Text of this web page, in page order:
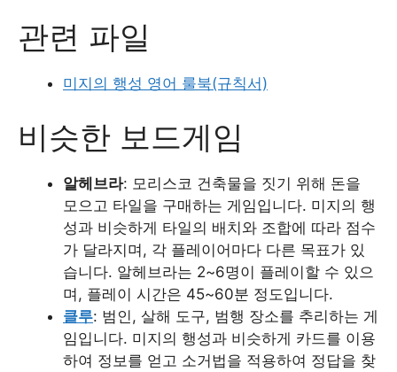
관련 파일
미지의 행성 영어 룰북(규칙서)
비슷한 보드게임
알헤브라: 모리스코 건축물을 짓기 위해 돈을
모으고 타일을 구매하는 게임입니다. 미지의 행
성과 비슷하게 타일의 배치와 조합에 따라 점수
가 달라지며, 각 플레이어마다 다른 목표가 있
습니다. 알헤브라는 2~6명이 플레이할 수 있으
며, 플레이 시간은 45~60분 정도입니다.
클루: 범인, 살해 도구, 범행 장소를 추리하는 게
임입니다. 미지의 행성과 비슷하게 카드를 이용
하여 정보를 얻고 소거법을 적용하여 정답을 찾